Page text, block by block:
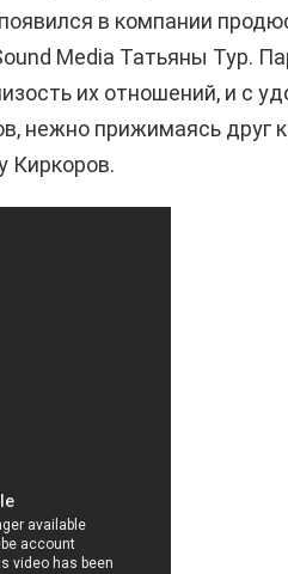
в компании
Media Татьяны Тур.
их отношений, и с
нежно прижимаясь друг к
Киркоров.